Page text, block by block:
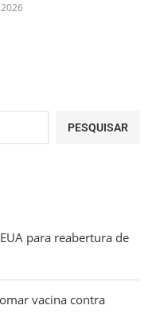
PESQUISAR
para reabertura de
vacina contra